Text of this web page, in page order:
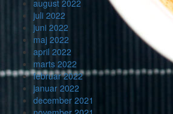
august 2022
juli 2022
juni 2022
maj 2022
april 2022
marts 2022
februar 2022
januar 2022
december 2021